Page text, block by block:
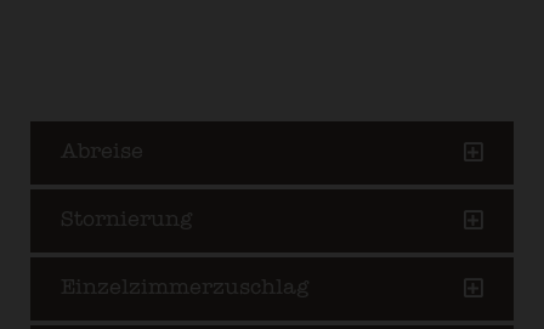
Abreise
Stornierung
Einzelzimmerzuschlag